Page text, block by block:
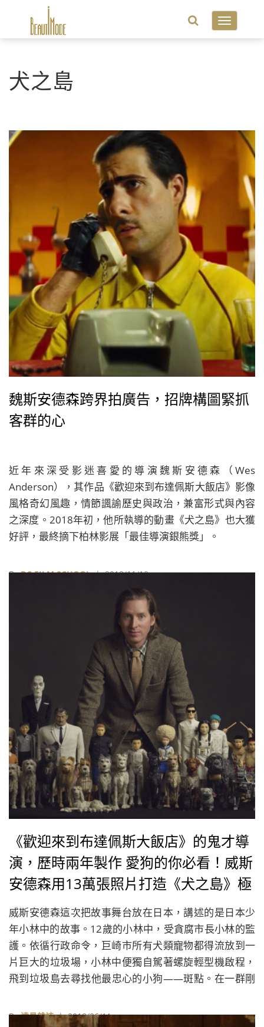
Toggle
犬之島
魏斯安德森跨界拍廣告，招牌構圖緊抓
客群的心
近年來深受影迷喜愛的導演魏斯安德森（Wes
Anderson），其作品《歡迎來到布達佩斯大飯店》影像
風格奇幻風趣，情節諷諭歷史與政治，兼富形式與內容
之深度。2018年初，他所執導的動畫《犬之島》也大獲
好評，最終摘下柏林影展「最佳導演銀熊獎」。
ByDC FILM SCHOOL| 2018/11/10
《歡迎來到布達佩斯大飯店》的鬼才導
演，歷時兩年製作 愛狗的你必看！威斯
安德森用13萬張照片打造《犬之島》極
致
威斯安德森這次把故事舞台放在日本，講述的是日本少
年小林中的故事。12歲的小林中，受貪腐市長小林的監
護。依循行政命令，巨崎市所有犬類寵物都得流放到一
片巨大的垃圾場，小林中便獨自駕著螺旋輕型機啟程，
飛到垃圾島去尋找他最忠心的小狗——斑點。在一群剛
未來命運的驚人旅程。
By遠見雜誌| 2018/06/11